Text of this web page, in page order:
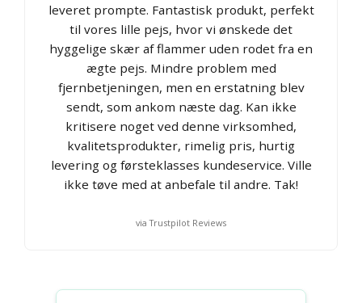
leveret prompte. Fantastisk produkt, perfekt
til vores lille pejs, hvor vi ønskede det
hyggelige skær af flammer uden rodet fra en
ægte pejs. Mindre problem med
fjernbetjeningen, men en erstatning blev
sendt, som ankom næste dag. Kan ikke
kritisere noget ved denne virksomhed,
kvalitetsprodukter, rimelig pris, hurtig
levering og førsteklasses kundeservice. Ville
ikke tøve med at anbefale til andre. Tak!
via Trustpilot Reviews